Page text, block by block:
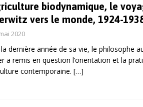
en polyculture-élevage intégrés et
?
habiter cette Terre
SCIENCES SOCIALES
analytique pour distinguer les modes de
biodynamique, le
vers le monde, 1924-
2020
dernière année de sa vie, le philosophe
a remis en question l’orientation et la
contemporaine. […]